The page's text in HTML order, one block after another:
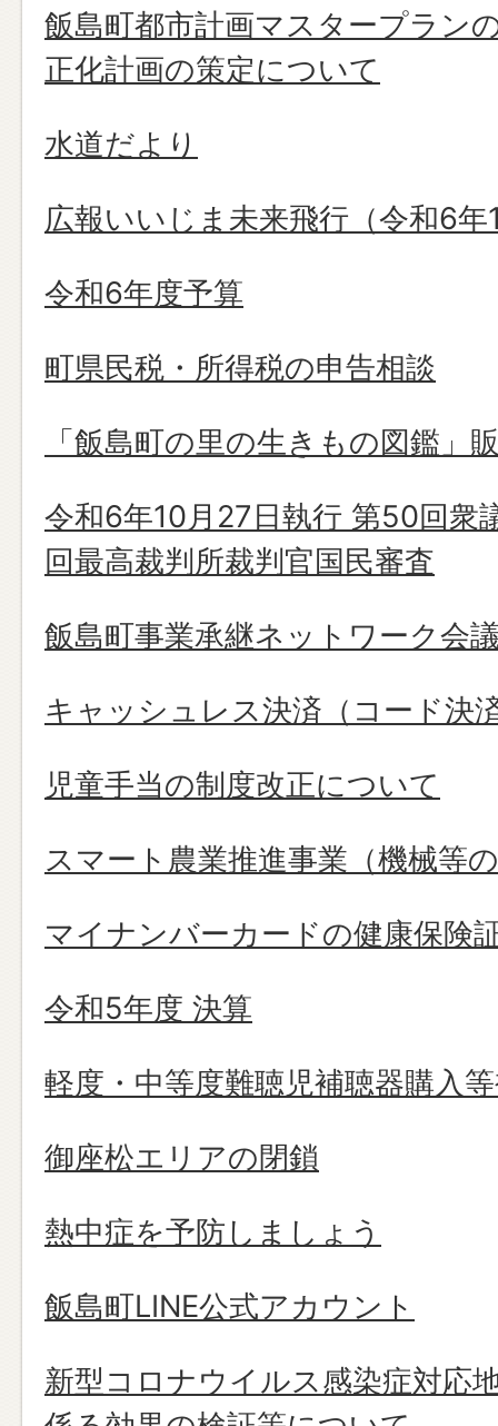
飯島町都市計画マスタープラン
正化計画の策定について
水道だより
広報いいじま未来飛行（令和6年
令和6年度予算
町県民税・所得税の申告相談
「飯島町の里の生きもの図鑑」
令和6年10月27日執行 第50回衆
回最高裁判所裁判官国民審査
飯島町事業承継ネットワーク会
キャッシュレス決済（コード決
児童手当の制度改正について
スマート農業推進事業（機械等
マイナンバーカードの健康保険
令和5年度 決算
軽度・中等度難聴児補聴器購入
御座松エリアの閉鎖
熱中症を予防しましょう
飯島町LINE公式アカウント
新型コロナウイルス感染症対応